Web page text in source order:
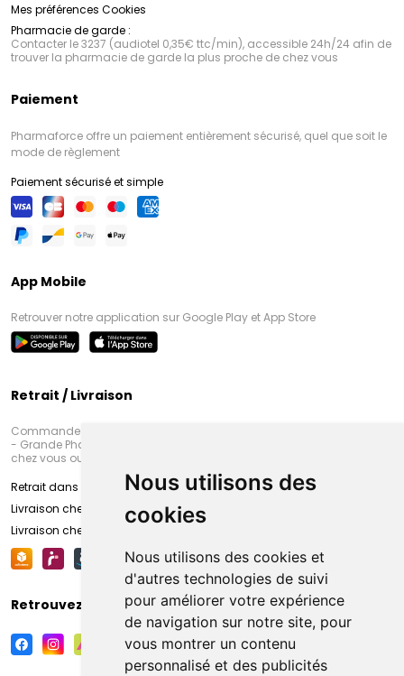
Nous utilisons des
cookies
Nous utilisons des cookies et
d'autres technologies de suivi
pour améliorer votre expérience
de navigation sur notre site, pour
vous montrer un contenu
personnalisé et des publicités
Mes préférences Cookies
Pharmacie de garde :
Contacter le 3237 (audiotel 0,35€ ttc/min), accessible 24h/24 afin de
trouver la pharmacie de garde la plus proche de chez vous
Paiement
Pharmaforce offre un paiement entièrement sécurisé, quel que soit le
mode de règlement
Paiement sécurisé et simple
App Mobile
Retrouver notre application sur Google Play et App Store
Retrait / Livraison
Commandez en ligne et venez chercher votre commande à Amiens
- Grande Pharmacie d’Amiens (Fachon) ou recevez-là rapidement
chez vous ou en point retrait
Retrait dans la pharmacie d’Amiens
Livraison chez vous
Livraison chez votre commerçant
Retrouvez-nous sur vos réseaux sociaux